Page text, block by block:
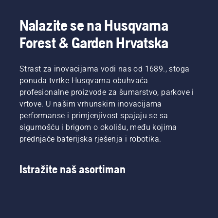
ovog
kratkog
videozapisa
biste
naučili
provjeriti
ispravnost
sustava
za
podmazivanje
Prvo
Nalazite se na Husqvarna
Forest & Garden Hrvatska
Strast za inovacijama vodi nas od 1689., stoga
ponuda tvrtke Husqvarna obuhvaća
profesionalne proizvode za šumarstvo, parkove i
vrtove. U našim vrhunskim inovacijama
performanse i primjenjivost spajaju se sa
sigurnošću i brigom o okolišu, među kojima
prednjače baterijska rješenja i robotika.
Istražite naš asortiman